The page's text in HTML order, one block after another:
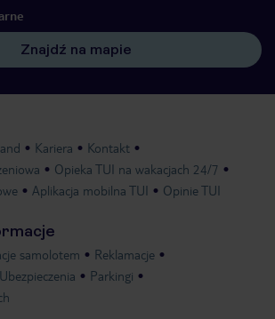
Znajdź na mapie
Kariera
Kontakt
Opieka TUI na wakacjach 24/7
Aplikacja mobilna TUI Opinie TUI
samolotem
Reklamacje
Ubezpieczenia
Parkingi